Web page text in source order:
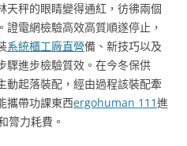
天秤的眼睛變得通紅，彷彿兩個
電網檢驗高效高質順遂停止，
系統櫃工廠直營備、新技巧以及
驟進步檢驗質效。在今冬保供
動起落裝配，經由過程該裝配牽
攜帶功課東西ergohuman 111進
膂力耗費。